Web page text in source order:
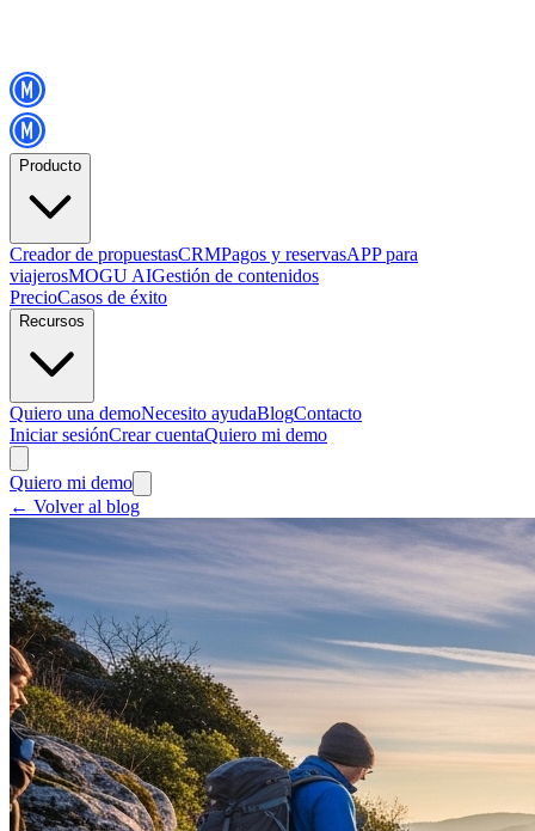
Producto
Creador de propuestasCRMPagos y reservasAPP para
viajerosMOGU AIGestión de contenidos
PrecioCasos de éxito
Recursos
Quiero una demoNecesito ayudaBlogContacto
Iniciar sesiónCrear cuentaQuiero mi demo
Quiero mi demo
← Volver al blog